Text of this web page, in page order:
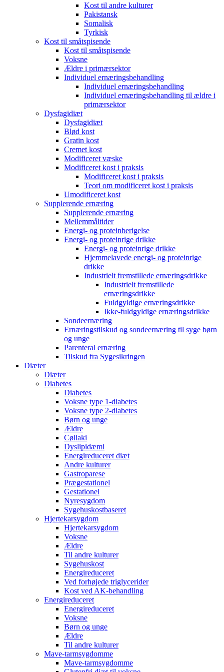
Kost til andre kulturer
Pakistansk
Somalisk
Tyrkisk
Kost til småtspisende
Kost til småtspisende
Voksne
Ældre i primærsektor
Individuel ernæringsbehandling
Individuel ernæringsbehandling
Individuel ernæringsbehandling til ældre i
primærsektor
Dysfagidiæt
Dysfagidiæt
Blød kost
Gratin kost
Cremet kost
Modificeret væske
Modificeret kost i praksis
Modificeret kost i praksis
Teori om modificeret kost i praksis
Umodificeret kost
Supplerende ernæring
Supplerende ernæring
Mellemmåltider
Energi- og proteinberigelse
Energi- og proteinrige drikke
Energi- og proteinrige drikke
Hjemmelavede energi- og proteinrige
drikke
Industrielt fremstillede ernæringsdrikke
Industrielt fremstillede
ernæringsdrikke
Fuldgyldige ernæringsdrikke
Ikke-fuldgyldige ernæringsdrikke
Sondeernæring
Ernæringstilskud og sondeernæring til syge børn
og unge
Parenteral ernæring
Tilskud fra Sygesikringen
Diæter
Diæter
Diabetes
Diabetes
Voksne type 1-diabetes
Voksne type 2-diabetes
Børn og unge
Ældre
Cøliaki
Dyslipidæmi
Energireduceret diæt
Andre kulturer
Gastroparese
Prægestationel
Gestationel
Nyresygdom
Sygehuskostbaseret
Hjertekarsygdom
Hjertekarsygdom
Voksne
Ældre
Til andre kulturer
Sygehuskost
Energireduceret
Ved forhøjede triglycerider
Kost ved AK-behandling
Energireduceret
Energireduceret
Voksne
Børn og unge
Ældre
Til andre kulturer
Mave-tarmsygdomme
Mave-tarmsygdomme